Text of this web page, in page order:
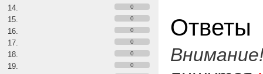
0
0
0
0
0
0
Ответы